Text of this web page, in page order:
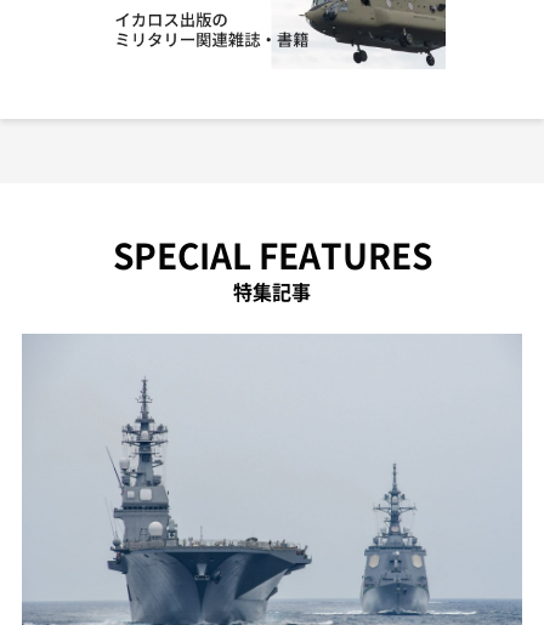
SPECIAL FEATURES
特集記事